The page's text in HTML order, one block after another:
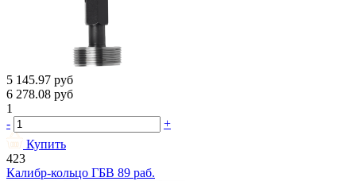
5 145.97 руб
6 278.08 руб
1
-
+
Купить
423
Калибр-кольцо ГБВ 89 раб.